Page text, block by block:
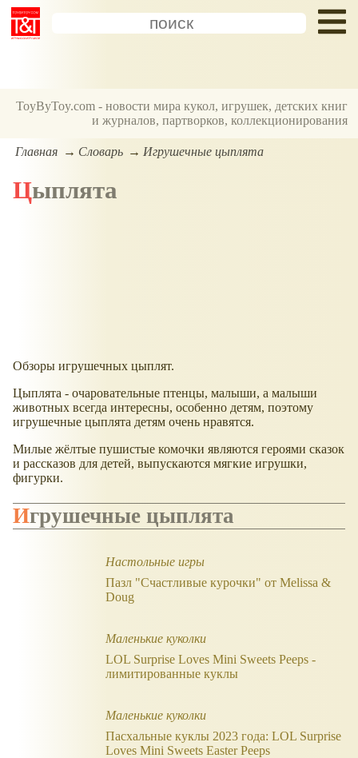
ToyByToy.com - новости мира кукол, игрушек, детских книг
и журналов, партворков, коллекционирования
Главная Словарь Игрушечные цыплята
Цыплята
Обзоры игрушечных цыплят.
Цыплята - очаровательные птенцы, малыши, а малыши
животных всегда интересны, особенно детям, поэтому
игрушечные цыплята детям очень нравятся.
Милые жёлтые пушистые комочки являются героями сказок
и рассказов для детей, выпускаются мягкие игрушки,
фигурки.
Игрушечные цыплята
Настольные игры
Пазл "Счастливые курочки" от Melissa &
Doug
Маленькие куколки
LOL Surprise Loves Mini Sweets Peeps -
лимитированные куклы
Маленькие куколки
Пасхальные куклы 2023 года: LOL Surprise
Loves Mini Sweets Easter Peeps